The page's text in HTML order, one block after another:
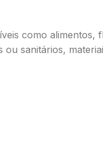
como alimentos,
sanitários,